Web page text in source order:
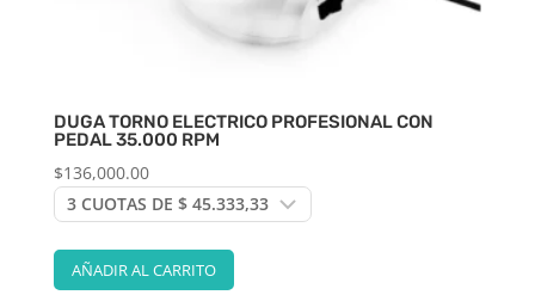
DUGA TORNO ELECTRICO PROFESIONAL CON
PEDAL 35.000 RPM
$136,000.00
AÑADIR AL CARRITO